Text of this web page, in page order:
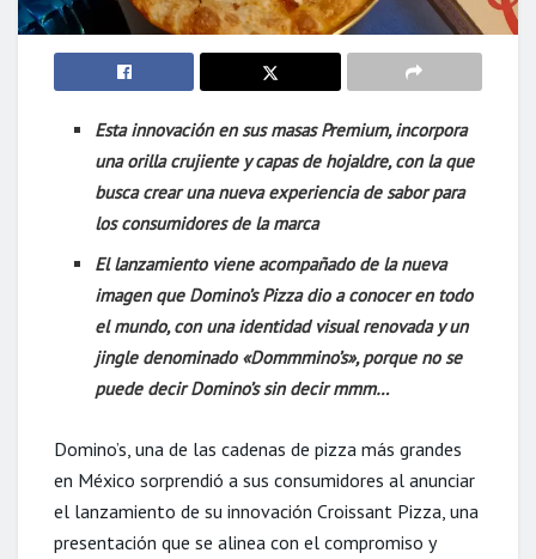
Esta innovación en sus masas Premium, incorpora
una orilla crujiente y capas de hojaldre, con la que
busca crear una nueva experiencia de sabor para
los consumidores de la marca
El lanzamiento viene acompañado de la nueva
imagen que Domino’s Pizza dio a conocer en todo
el mundo, con una identidad visual renovada y un
jingle denominado «Dommmino’s», porque no se
puede decir Domino’s sin decir mmm…
Domino’s, una de las cadenas de pizza más grandes
en México sorprendió a sus consumidores al anunciar
el lanzamiento de su innovación Croissant Pizza, una
presentación que se alinea con el compromiso y